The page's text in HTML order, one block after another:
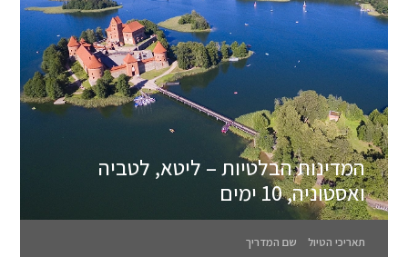
המדינות הבלטיות – ליטא, לטביה
ואסטוניה, 10 ימים
תאריכי הטיול שם המדריך